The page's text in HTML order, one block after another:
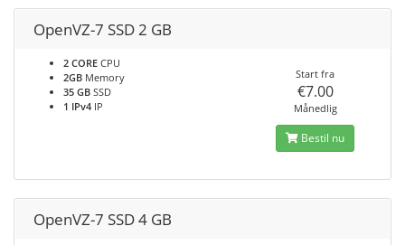
OpenVZ-7 SSD 2 GB
2 CORE CPU
2GB Memory
35 GB SSD
1 IPv4 IP
Start fra
€7.00
Månedlig
Bestil nu
OpenVZ-7 SSD 4 GB